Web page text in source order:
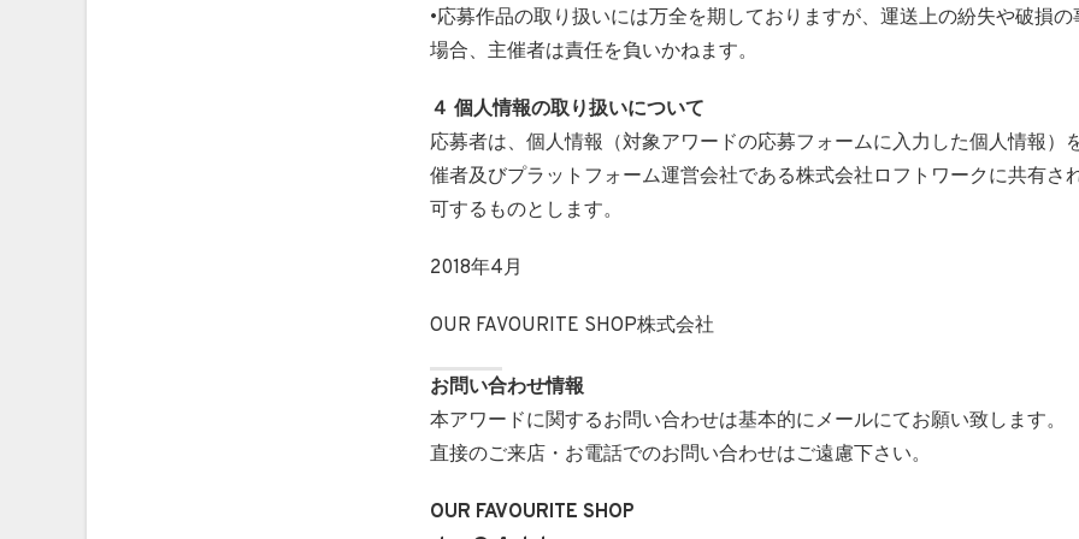
•応募作品の取り扱いには万全を期しておりますが、運送上の紛失や破損
場合、主催者は責任を負いかねます。
４ 個人情報の取り扱いについて
応募者は、個人情報（対象アワードの応募フォームに入力した個人情報）
催者及びプラットフォーム運営会社である株式会社ロフトワークに共有さ
可するものとします。
2018年4月
OUR FAVOURITE SHOP株式会社
お問い合わせ情報
本アワードに関するお問い合わせは基本的にメールにてお願い致します。
直接のご来店・お電話でのお問い合わせはご遠慮下さい。
OUR FAVOURITE SHOP